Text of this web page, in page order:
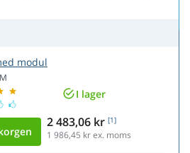
modul
I lager
2 483,06 kr [1]
1 986,45 kr ex. moms